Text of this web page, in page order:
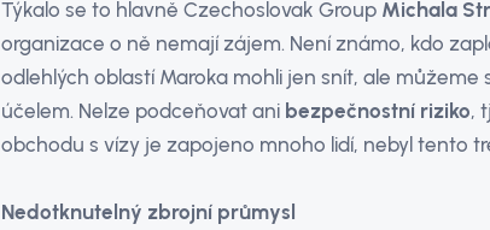
Týkalo se to hlavně Czechoslovak Group Michala
organizace o ně nemají zájem. Není známo, kdo
odlehlých oblastí Maroka mohli jen snít, ale
účelem. Nelze podceňovat ani bezpečnostní riziko,
obchodu s vízy je zapojeno mnoho lidí, nebyl tento
Nedotknutelný zbrojní průmysl